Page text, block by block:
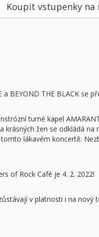
Koupit vstupenky na
a BEYOND THE BLACK se
turné kapel
žen se odkládá na
lákavém koncertě.
of Rock Café je 4. 2. 2022!
v platnosti i na nový